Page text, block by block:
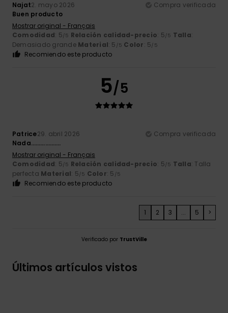
Najat2. mayo 2026
Compra verificada
Buen producto
Mostrar original - Français
Comodidad: 5/5 Relación calidad-precio: 5/5 Talla:
Demasiado grande Material: 5 /5 Color: 5/5
Recomiendo este producto
5/5
Patrice29. abril 2026
Compra verificada
Nada……………….
Mostrar original - Français
Comodidad: 5/5 Relación calidad-precio: 5/5 Talla: Talla
perfecta Material: 5/5 Color: 5 /5
Recomiendo este producto
1 2 3 ... 5 >
Verificado por TrustVille
Últimos artículos vistos